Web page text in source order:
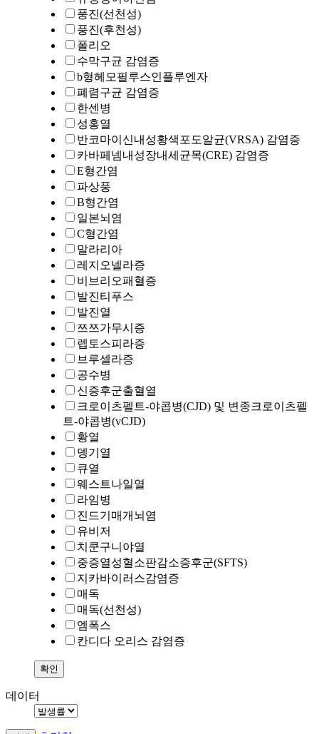
풍진(선천성)
풍진(후천성)
폴리오
수막구균 감염증
b형헤모필루스인플루엔자
폐렴구균 감염증
한센병
성홍열
반코마이신내성황색포도알균(VRSA) 감염증
카바페넴내성장내세균목(CRE) 감염증
E형간염
파상풍
B형간염
일본뇌염
C형간염
말라리아
레지오넬라증
비브리오패혈증
발진티푸스
발진열
쯔쯔가무시증
렙토스피라증
브루셀라증
공수병
신증후군출혈열
크로이츠펠트-야콥병(CJD) 및 변종크로이츠펠
트-야콥병(vCJD)
황열
뎅기열
큐열
웨스트나일열
라임병
진드기매개뇌염
유비저
치쿤구니야열
중증열성혈소판감소증후군(SFTS)
지카바이러스감염증
매독
매독(선천성)
엠폭스
칸디다 오리스 감염증
데이터